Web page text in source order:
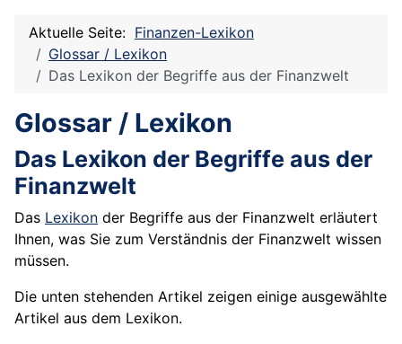
Aktuelle Seite: Finanzen-Lexikon
Glossar / Lexikon
Das Lexikon der Begriffe aus der Finanzwelt
Glossar / Lexikon
Das Lexikon der Begriffe aus der
Finanzwelt
Das Lexikon der Begriffe aus der Finanzwelt erläutert
Ihnen, was Sie zum Verständnis der Finanzwelt wissen
müssen.
Die unten stehenden Artikel zeigen einige ausgewählte
Artikel aus dem Lexikon.